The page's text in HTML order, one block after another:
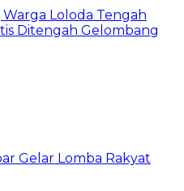
Loloda Tengah
Ditengah Gelombang
Gelar Lomba Rakyat